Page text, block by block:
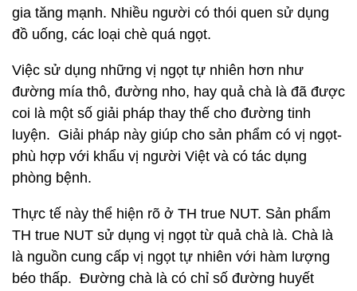
gia tăng mạnh. Nhiều người có thói quen sử dụng
đồ uống, các loại chè quá ngọt.
Việc sử dụng những vị ngọt tự nhiên hơn như
đường mía thô, đường nho, hay quả chà là đã được
coi là một số giải pháp thay thế cho đường tinh
luyện. Giải pháp này giúp cho sản phẩm có vị ngọt-
phù hợp với khẩu vị người Việt và có tác dụng
phòng bệnh.
Thực tế này thể hiện rõ ở TH true NUT. Sản phẩm
TH true NUT sử dụng vị ngọt từ quả chà là. Chà là
là nguồn cung cấp vị ngọt tự nhiên với hàm lượng
béo thấp. Đường chà là có chỉ số đường huyết